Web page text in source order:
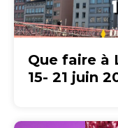
Que faire à
15- 21 juin